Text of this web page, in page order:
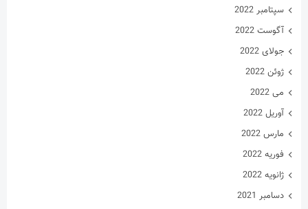
سپتامبر 2022
آگوست 2022
جولای 2022
ژوئن 2022
می 2022
آوریل 2022
مارس 2022
فوریه 2022
ژانویه 2022
دسامبر 2021